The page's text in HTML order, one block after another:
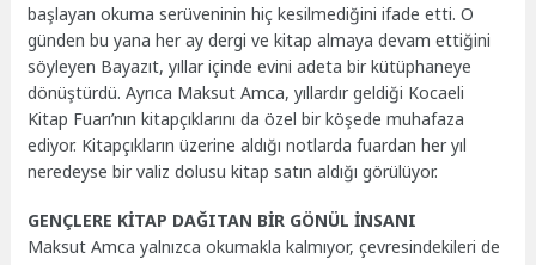
başlayan okuma serüveninin hiç kesilmediğini ifade etti. O
günden bu yana her ay dergi ve kitap almaya devam ettiğini
söyleyen Bayazıt, yıllar içinde evini adeta bir kütüphaneye
dönüştürdü. Ayrıca Maksut Amca, yıllardır geldiği Kocaeli
Kitap Fuarı’nın kitapçıklarını da özel bir köşede muhafaza
ediyor. Kitapçıkların üzerine aldığı notlarda fuardan her yıl
neredeyse bir valiz dolusu kitap satın aldığı görülüyor.
GENÇLERE KİTAP DAĞITAN BİR GÖNÜL İNSANI
Maksut Amca yalnızca okumakla kalmıyor, çevresindekileri de